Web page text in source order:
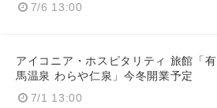
7/6 13:00
アイコニア・ホスピタリティ 旅館「有
馬温泉 わらや仁泉」今冬開業予定
7/1 13:00